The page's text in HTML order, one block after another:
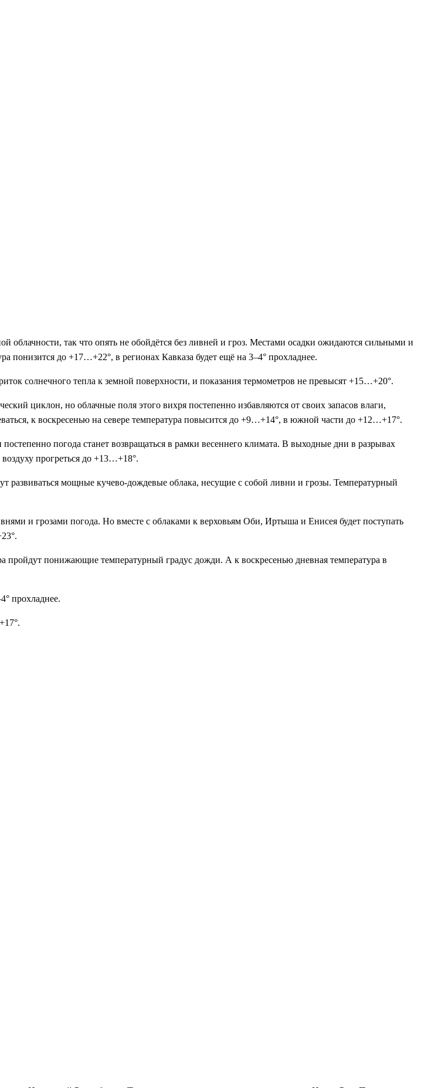
так что опять не обойдётся без ливней и гроз. Местами осадки ожидаются сильными и
понизится до +17…+22°, в регионах Кавказа будет ещё на 3–4° прохладнее.
солнечного тепла к земной поверхности, и показания термометров не превысят +15…+20°.
циклон, но облачные поля этого вихря постепенно избавляются от своих запасов влаги,
к воскресенью на севере температура повысится до +9…+14°, в южной части до +12…+17°.
погода станет возвращаться в рамки весеннего климата. В выходные дни в разрывах
прогреться до +13…+18°.
развиваться мощные кучево-дождевые облака, несущие с собой ливни и грозы. Температурный
и грозами погода. Но вместе с облаками к верховьям Оби, Иртыша и Енисея будет поступать
пройдут понижающие температурный градус дожди. А к воскресенью дневная температура в
прохладнее.